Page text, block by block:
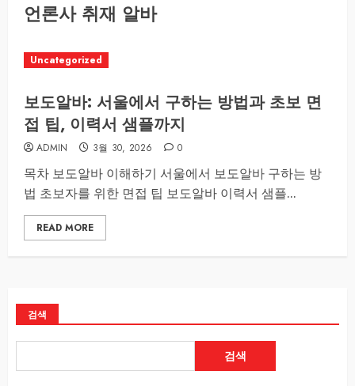
언론사 취재 알바
Uncategorized
보도알바: 서울에서 구하는 방법과 초보 면
접 팁, 이력서 샘플까지
ADMIN 3월 30, 2026 0
목차 보도알바 이해하기 서울에서 보도알바 구하는 방
법 초보자를 위한 면접 팁 보도알바 이력서 샘플...
READ MORE
검색
검색